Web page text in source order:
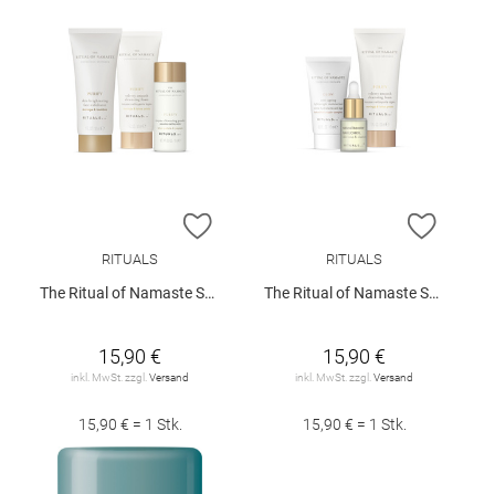
ZUR WUNSCHLISTE HINZUFÜGEN
RITUALS
The Ritual of Namaste Skin Care Set - Cleanse
15,90 €
inkl. MwSt. zzgl.Versand
15,90 € = 1 Stk.
ZUR
RITUALS
The Ritual of Namaste Skin Care Set - Daily Routine
15,90 €
inkl. MwSt. zzgl.Versand
15,90 € = 1 Stk.